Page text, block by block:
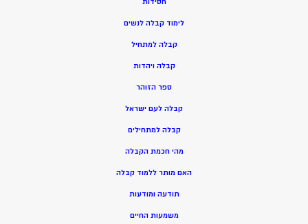
לימוד קבלה לנשים
קבלה למתחיל
קבלה ויהדות
ספר הזוהר
קבלה לעם ישראל
קבלה למתחילים
מהי חכמת הקבלה
האם מותר ללמוד קבלה
תודעה ומודעות
משמעות החיים